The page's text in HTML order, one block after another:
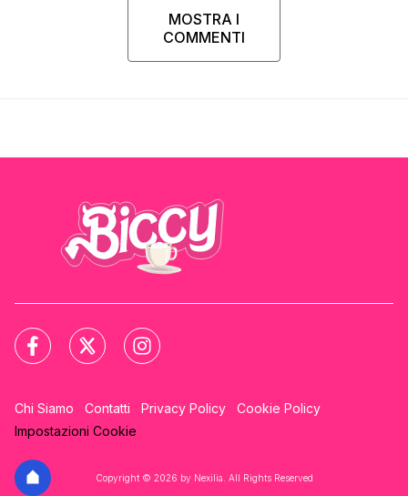
MOSTRA I
COMMENTI
Chi Siamo Contatti Privacy Policy
Cookie Policy
Impostazioni Cookie
Copyright © 2026 by Nexilia. All Rights Reserved